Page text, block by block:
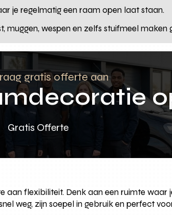
je regelmatig een raam open laat staan.
muggen, wespen en zelfs stuifmeel maken
gratis offerte aan
Gratis Offerte
flexibiliteit. Denk aan een ruimte waar
weg, zijn soepel in gebruik en perfect